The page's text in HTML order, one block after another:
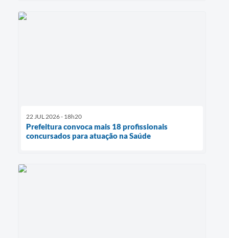
22 JUL 2026 - 18h20
Prefeitura convoca mais 18 profissionais
concursados para atuação na Saúde